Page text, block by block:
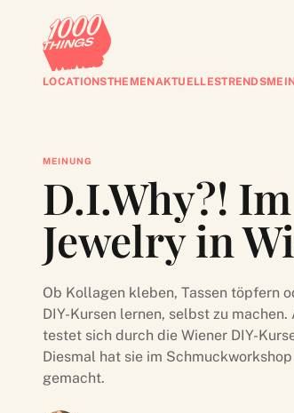
LOCATIONSTHEMENAKTUELLESTRENDS
MEINUNG
D.I.Why?!
Jewelry in
Ob Kollagen kleben, Tassen töpfern
DIY-Kursen lernen, selbst zu
testet sich durch die Wiener DIY-
Diesmal hat sie im
gemacht.